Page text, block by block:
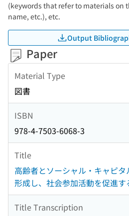
(keywords that refer to materials on
name, etc.), etc.
Output
Paper
Material Type
図書
ISBN
978-4-7503-6068-3
Title
高齢者とソーシャル・キャピ
形成し、社会参加活動を促進す
Title Transcription